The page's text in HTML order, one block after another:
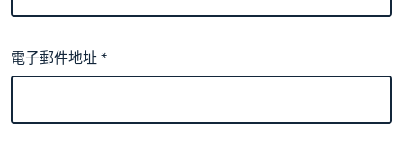
電子郵件地址*